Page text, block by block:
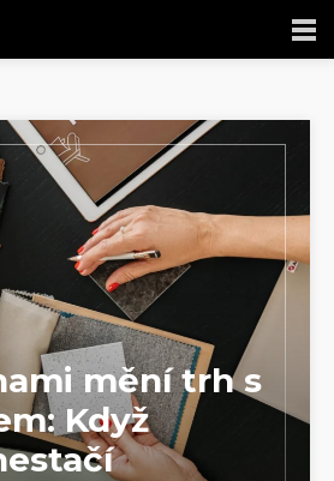
mění trh s
Když